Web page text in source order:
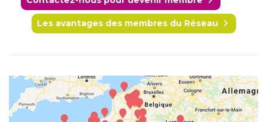
Les avantages des membres du Réseau